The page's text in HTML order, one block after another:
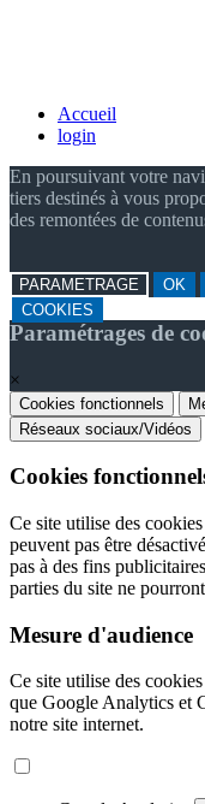
Accueil
login
En poursuivant votre
tiers destinés à vous
des remontées de
PARAMETRAGE OK
COOKIES
Paramétrages de
×
Cookies fonctionnels
Réseaux sociaux/Vidéos
Cookies
Ce site utilise des
peuvent pas être
pas à des fins
parties du site ne
Mesure d'audience
Ce site utilise des
que Google Analytics et
notre site internet.